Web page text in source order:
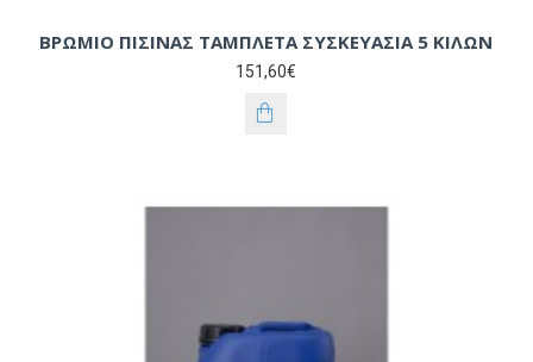
ΒΡΩΜΙΟ ΠΙΣΙΝΑΣ ΤΑΜΠΛΕΤΑ ΣΥΣΚΕΥΑΣΙΑ 5 ΚΙΛΩΝ
151,60€